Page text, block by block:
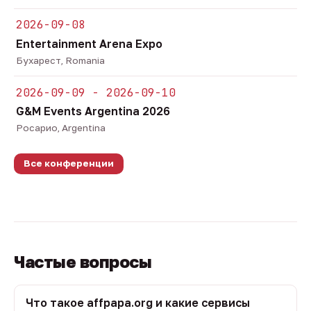
2026-09-08
Entertainment Arena Expo
Бухарест, Romania
2026-09-09 - 2026-09-10
G&M Events Argentina 2026
Росарио, Argentina
Все конференции
Частые вопросы
Что такое affpapa.org и какие сервисы